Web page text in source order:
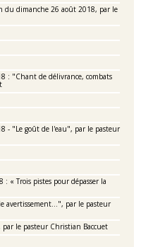
du dimanche 26 août 2018, par le
: "Chant de délivrance, combats
- "Le goût de l'eau", par le pasteur
« Trois pistes pour dépasser la
avertissement…", par le pasteur
par le pasteur Christian Baccuet